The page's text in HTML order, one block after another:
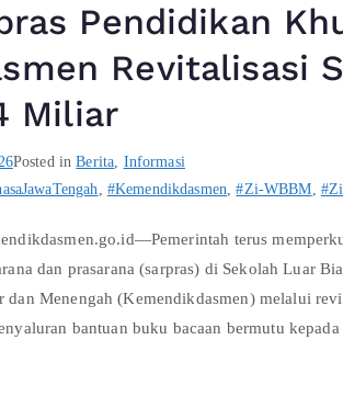
Pendidikan
Revitalisasi
Miliar
Posted inBerita, Informasi
, #Kemendikdasmen,#Zi-WBBM,
terus
dan prasarana (sarpras) di Sekolah Luar
dan Menengah (Kemendikdasmen) melalui
bantuan buku bacaan bermutu